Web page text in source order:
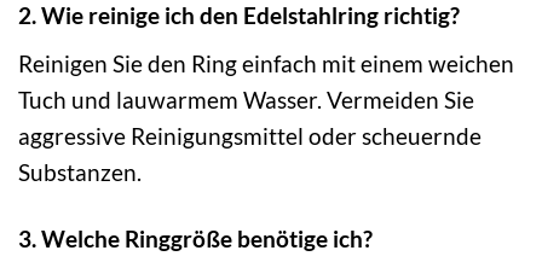
2. Wie reinige ich den Edelstahlring richtig?
Reinigen Sie den Ring einfach mit einem weichen
Tuch und lauwarmem Wasser. Vermeiden Sie
aggressive Reinigungsmittel oder scheuernde
Substanzen.
3. Welche Ringgröße benötige ich?